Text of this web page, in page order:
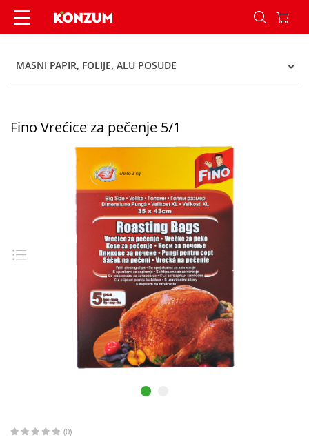
Fino Vrećice za pečenje 5/1 - Konzum
MASNI PAPIR, FOLIJE, ALU POSUDE
Fino Vrećice za pečenje 5/1
(0)